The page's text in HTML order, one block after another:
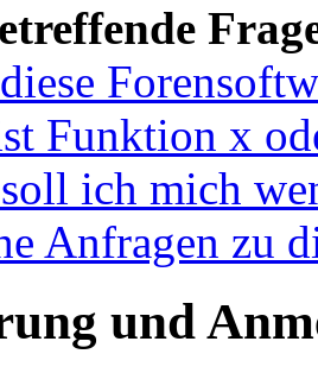
Funktion x
ich mich
Anfragen zu
und